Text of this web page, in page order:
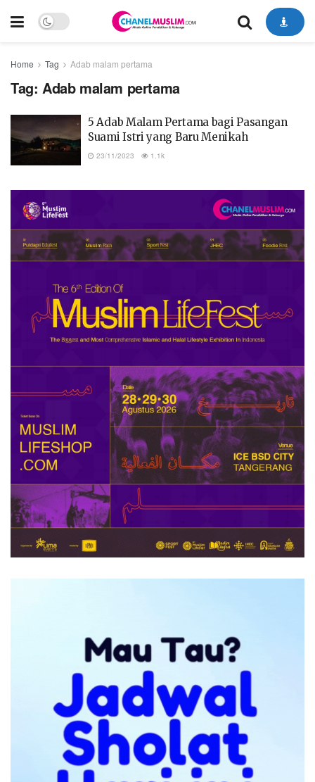
Home Tag Adab malam pertama
Tag: Adab malam pertama
5 Adab Malam Pertama bagi Pasangan
Suami Istri yang Baru Menikah
23/11/2023 1.1k